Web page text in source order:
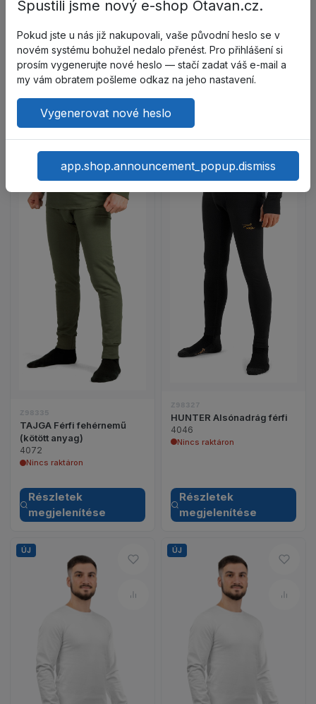
Összehasonlítás – TAJGA
TAJGA Férfi fehérnemű (kötött anyag) termék
Z98335
TAJGA Férfi fehérnemű
(kötött anyag)
4072
Nincs raktáron
Részletek
megjelenítése
HUNTER
Z98327
HUNTER Alsónadrág férfi
4046
Nincs raktáron
Részletek
megjelenítése
ÚJ
Hozzáadás a kívánságlistához
Összehasonlítás –
ÚJ
Spustili jsme nový e-shop Otavan.cz.
Pokud jste u nás již nakupovali, vaše původní heslo se v
novém systému bohužel nedalo přenést. Pro přihlášení si
prosím vygenerujte nové heslo — stačí zadat váš e-mail a
my vám obratem pošleme odkaz na jeho nastavení.
Vygenerovat nové heslo
app.shop.announcement_popup.dismiss